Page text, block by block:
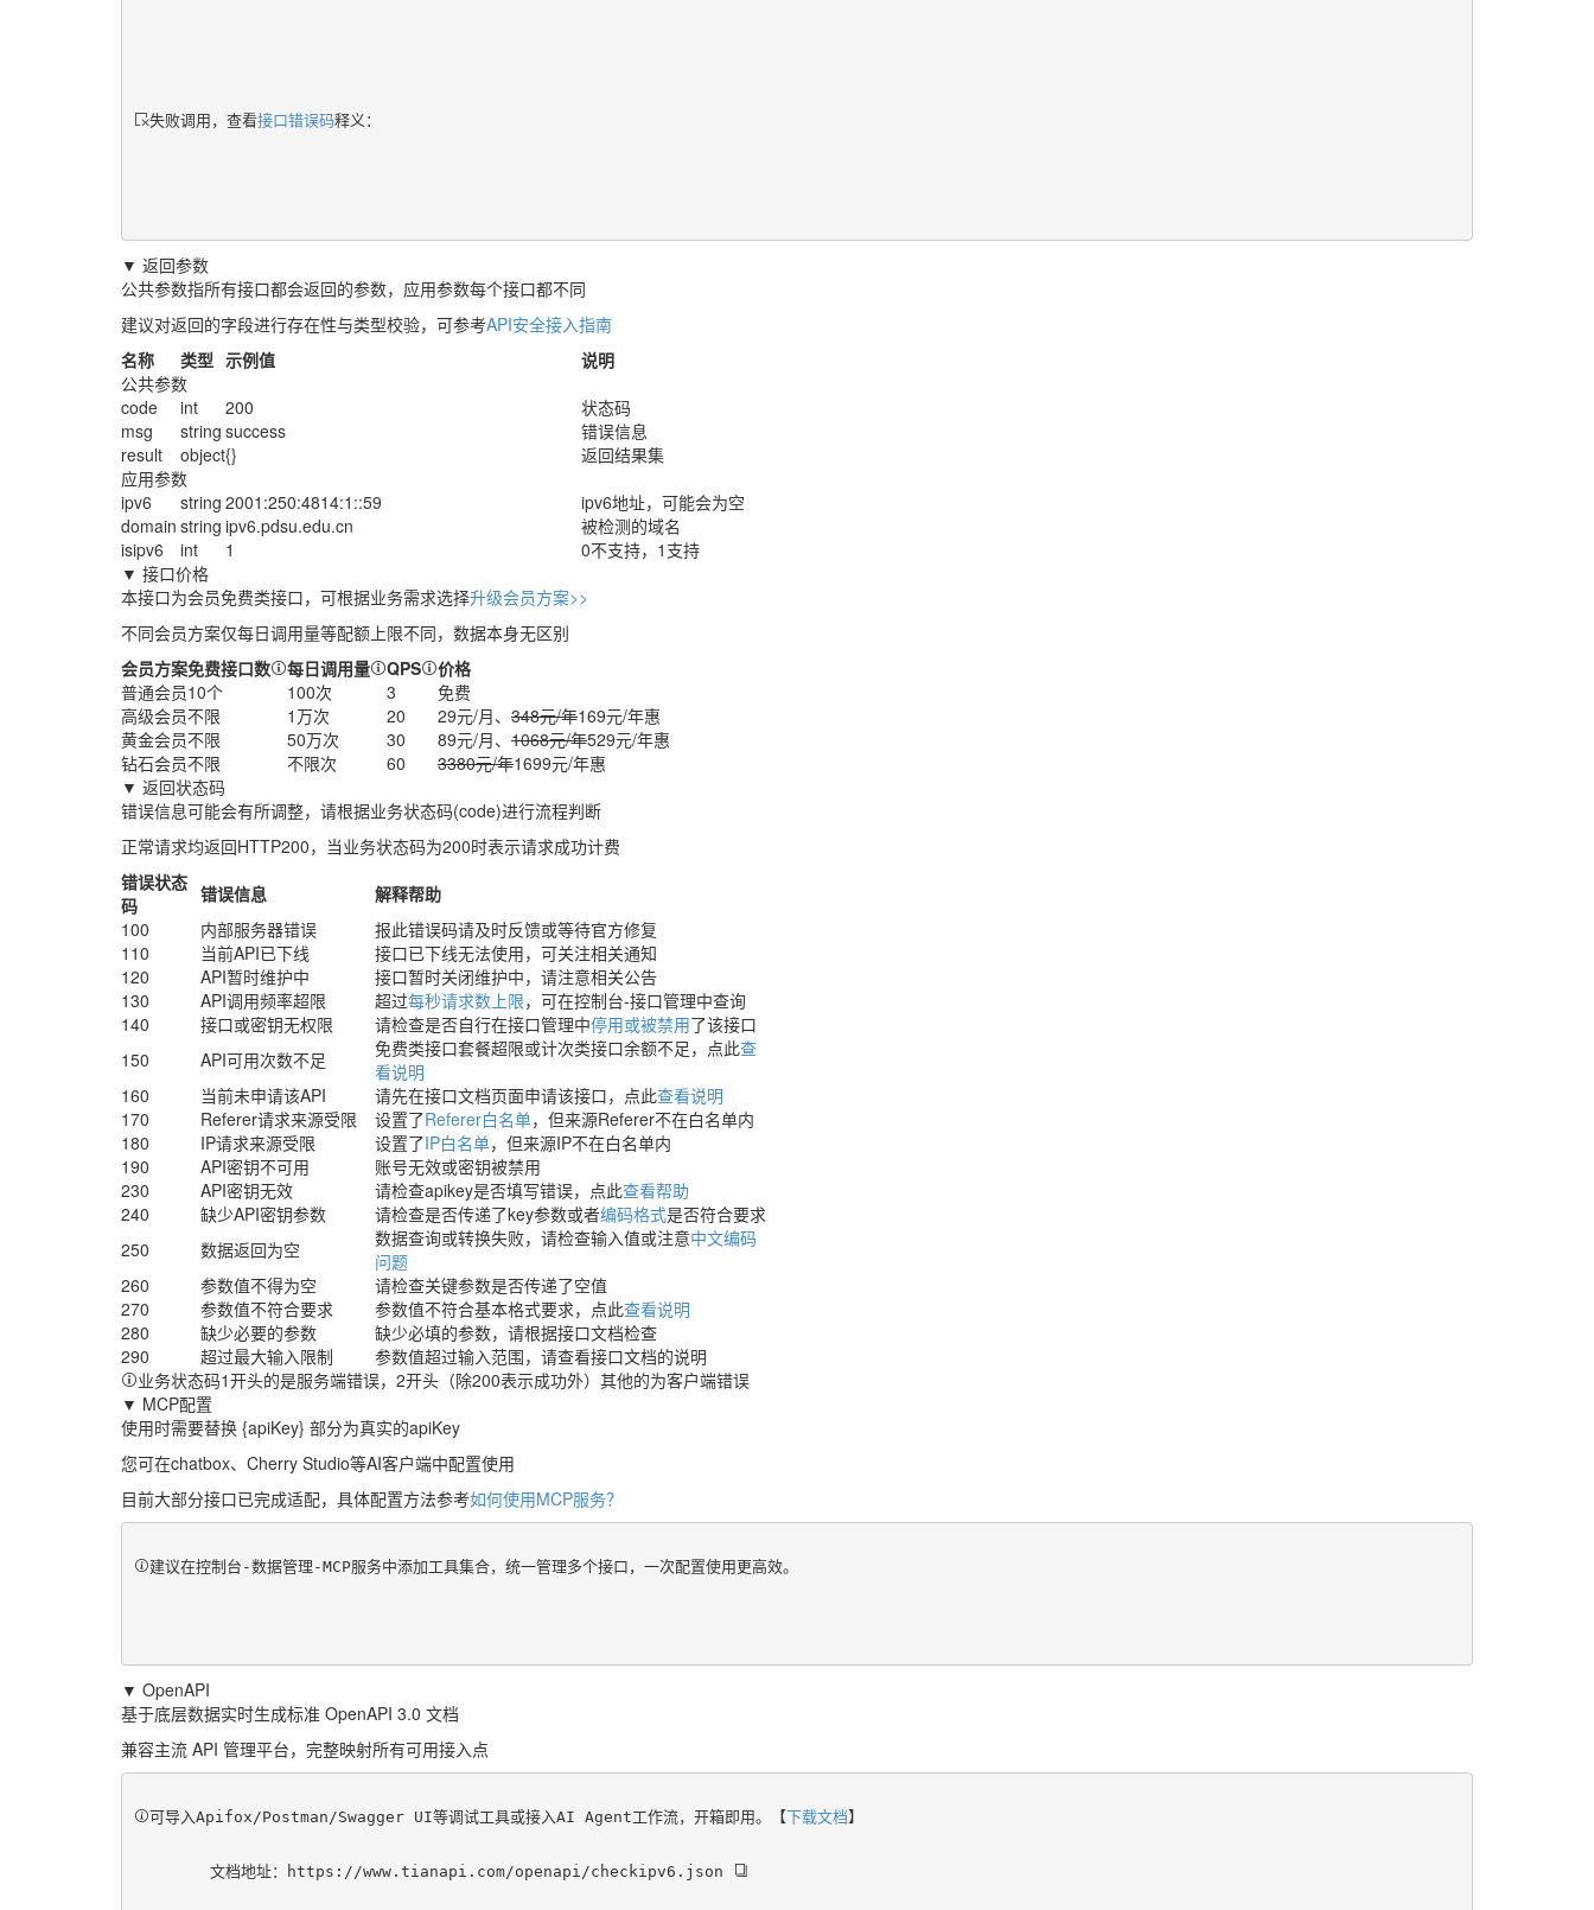
失败调用，查看接口错误码释义：
▼ 返回参数
公共参数指所有接口都会返回的参数，应用参数每个接口都不同
建议对返回的字段进行存在性与类型校验，可参考API安全接入指南
名称
类型 示例值
说明
公共参数
code
int 200
状态码
msg
string success
错误信息
result
object{}
返回结果集
应用参数
ipv6
string 2001:250:4814:1::59
ipv6地址，可能会为空
domain string ipv6.pdsu.edu.cn
被检测的域名
isipv6
int 1
0不支持，1支持
▼ 接口价格
本接口为会员免费类接口，可根据业务需求选择升级会员方案>>
不同会员方案仅每日调用量等配额上限不同，数据本身无区别
会员方案免费接口数 每日调用量 QPS
价格
普通会员10个 100次 3
免费
高级会员不限 1万次 20 29元/月、 348元/年169元/年惠
黄金会员不限 50万次 30 89元/月、 1068元/年529元/年惠
钻石会员不限 不限次 60 3380元/年1699元/年惠
▼ 返回状态码
错误信息可能会有所调整，请根据业务状态码(code)进行流程判断
正常请求均返回HTTP200，当业务状态码为200时表示请求成功计费
错误状态
码
错误信息
解释帮助
100
内部服务器错误
报此错误码请及时反馈或等待官方修复
110
当前API已下线
接口已下线无法使用，可关注相关通知
120
API暂时维护中
接口暂时关闭维护中，请注意相关公告
130
API调用频率超限 超过每秒请求数上限，可在控制台-接口管理中查询
140
接口或密钥无权限 请检查是否自行在接口管理中停用或被禁用了该接口
150
API可用次数不足 免费类接口套餐超限或计次类接口余额不足，点此查
看说明
160
当前未申请该API 请先在接口文档页面申请该接口，点此查看说明
170
Referer请求来源受限 设置了Referer白名单，但来源Referer不在白名单内
180
IP请求来源受限 设置了IP白名单，但来源IP不在白名单内
190
API密钥不可用
账号无效或密钥被禁用
230
API密钥无效 请检查apikey是否填写错误，点此查看帮助
240
缺少API密钥参数 请检查是否传递了key参数或者编码格式是否符合要求
250
数据返回为空 数据查询或转换失败，请检查输入值或注意中文编码
问题
260
参数值不得为空
请检查关键参数是否传递了空值
270
参数值不符合要求 参数值不符合基本格式要求，点此查看说明
280
缺少必要的参数
缺少必填的参数，请根据接口文档检查
290
超过最大输入限制
参数值超过输入范围，请查看接口文档的说明
业务状态码1开头的是服务端错误，2开头（除200表示成功外）其他的为客户端错误
▼ MCP配置
使用时需要替换 {apiKey} 部分为真实的apiKey
您可在chatbox、Cherry Studio等AI客户端中配置使用
目前大部分接口已完成适配，具体配置方法参考如何使用MCP服务？
建议在控制台-数据管理-MCP服务中添加工具集合，统一管理多个接口，一次配置使用更高效。
▼ OpenAPI
基于底层数据实时生成标准 OpenAPI 3.0 文档
兼容主流 API 管理平台，完整映射所有可用接入点
可导入Apifox/Postman/Swagger UI等调试工具或接入AI Agent工作流，开箱即用。【下载文档】
	文档地址：
https://www.tianapi.com/openapi/checkipv6.json